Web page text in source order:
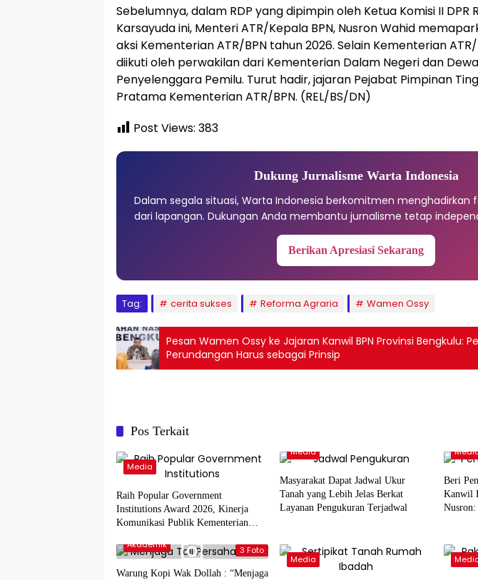
Sebelumnya, dalam RDP yang dipimpin oleh Ketua Komisi II DPR
Karsayuda ini, Menteri ATR/Kepala BPN, Nusron Wahid
aksi Kementerian ATR/BPN tahun 2026. Selain Kementerian
diikuti oleh perwakilan dari Kementerian Dalam Negeri dan
Penyelenggara Pemilu. Turut hadir, jajaran Pejabat Pimpinan
Pratama Kementerian ATR/BPN. (REL/BS/DN)
Post Views: 383
Dukung Jurnalisme Warta Indonesia
Dalam segala situasi, Warta Indonesia berkomitmen menghadirkan
dari lapangan. Dukungan Anda membantu jurnalisme tetap
Berikan Apresiasi Sekarang
Tag: cerita sukses Reforma Agraria Wamen Ossy
Pesan Wamen Ossy ke Jajaran Kanwil BPN Provinsi Bengkulu:
Perundangan Harus sebagai Prinsip
Pos Terkait
Media
Raih Popular Government
Institutions Award 2026, Kinerja
Komunikasi Publik Kementerian
Media
Masyarakat Dapat Jadwal Ukur
Tanah yang Lebih Jelas Berkat
Layanan Pengukuran Terjadwal
Beri
Kanwil
Nusron:
3 Foto
Akademik
Warung Kopi Wak Dollah : “Menjaga
Media